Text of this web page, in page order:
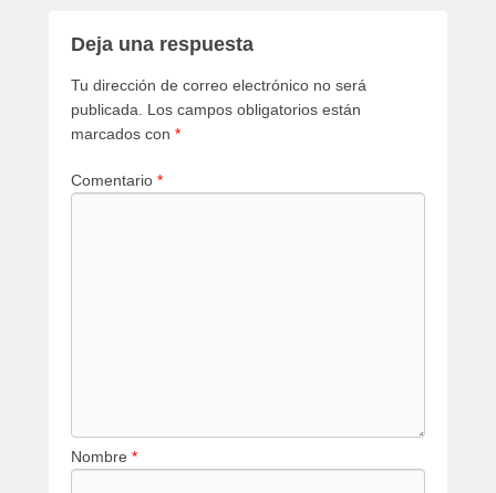
Deja una respuesta
Tu dirección de correo electrónico no será
publicada.
Los campos obligatorios están
marcados con *
Comentario *
Nombre *